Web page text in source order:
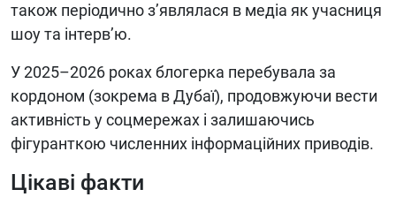
також періодично з’являлася в медіа як учасниця
шоу та інтерв’ю.
У 2025–2026 роках блогерка перебувала за
кордоном (зокрема в Дубаї), продовжуючи вести
активність у соцмережах і залишаючись
фігуранткою численних інформаційних приводів.
Цікаві факти